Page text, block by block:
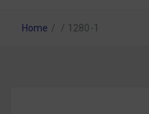
Home / / 1280-1